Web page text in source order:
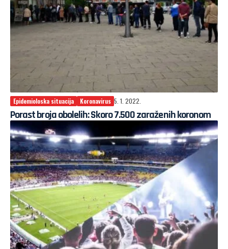
Epidemioloska situacija Koronavirus 5. 1. 2022.
Porast broja obolelih: Skoro 7.500 zaraženih koronom